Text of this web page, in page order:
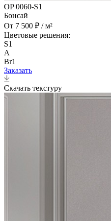
OP 0060-S1
Бонсай
От 7 500 ₽ / м²
Цветовые решения:
S1
A
Br1
Заказать
Скачать текстуру